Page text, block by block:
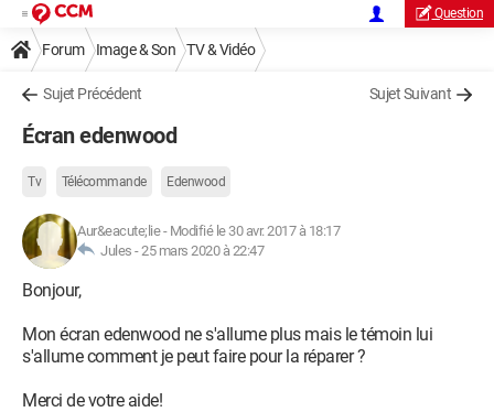
Question
Forum Image & Son TV & Vidéo
Sujet Précédent Sujet Suivant
Écran edenwood
Tv Télécommande Edenwood
Aur&eacute;lie- Modifié le 30 avr. 2017 à 18:17
Jules -25 mars 2020 à 22:47
Bonjour,
Mon écran edenwood ne s'allume plus mais le témoin lui
s'allume comment je peut faire pour la réparer ?
Merci de votre aide!